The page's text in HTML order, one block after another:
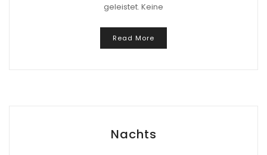
geleistet. Keine
Read More
Nachts